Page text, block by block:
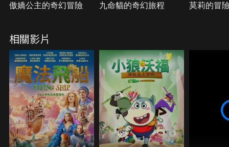
傲嬌公主的奇幻冒險 九命貓的奇幻旅程 莫莉的冒
相關影片